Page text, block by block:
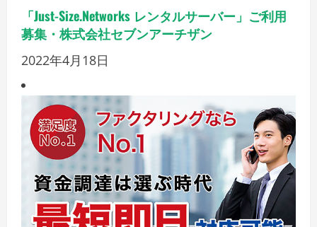
「Just-Size.Networks レンタルサーバー」ご利用
募集・株式会社セブンアーチザン
2022年4月18日